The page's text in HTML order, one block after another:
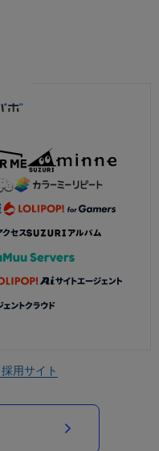
採用サイト